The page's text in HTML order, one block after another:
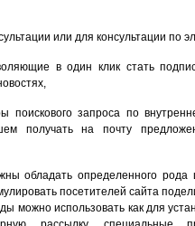
или для консультации по
в один клик стать
поискового запроса по
получать на почту
обладать определенного
посетителей сайта
можно использовать как для